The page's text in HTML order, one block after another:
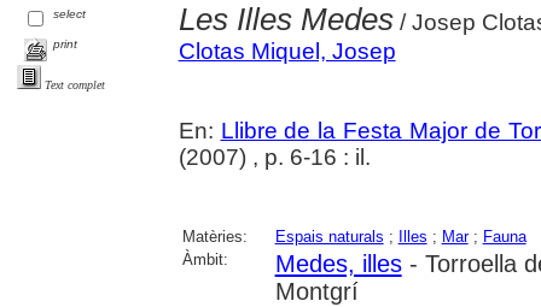
select
print
Text complet
Les Illes Medes/ Josep
Clotas Miquel, Josep
En: Llibre de la Festa Major de
(2007) , p. 6-16 : il.
Matèries: Espais naturals ; Illes ; Mar; Fauna
Àmbit:
Medes, illes- Torroella
Montgrí